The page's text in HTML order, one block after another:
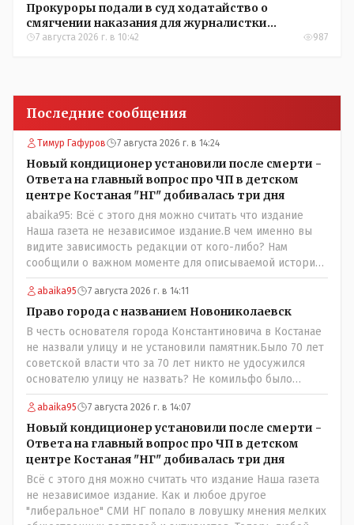
Прокуроры подали в суд ходатайство о
смягчении наказания для журналистки
Александры Алёховой
7 августа 2026 г. в 10:42 987
Последние сообщения
Тимур Гафуров 7 августа 2026 г. в 14:24
Новый кондиционер установили после смерти -
Ответа на главный вопрос про ЧП в детском
центре Костаная "НГ" добивалась три дня
abaika95: Всё с этого дня можно считать что издание
Наша газета не независимое издание.В чем именно вы
видите зависимость редакции от кого-либо? Нам
сообщили о важном моменте для описываемой истории.
И редакция отреагировала бы дополнительным
исследованием на такие вопрос от любого читателя.
Писать "как надо" редакция не будет. Но мы будем
публиковать полную и объективную информацию. А
потом продолжать тему. если выяснятся новые
обстоятельства.
abaika95 7 августа 2026 г. в 14:11
Право города с названием Новониколаевск
В честь основателя города Константиновича в Костанае
не назвали улицу и не установили памятник.Было 70 лет
советской власти что за 70 лет никто не удосужился
основателю улицу не назвать? Не комильфо было
генерал-губернаторам улицы дарить? При СССР что то
знали о нем такое нехорошее? Ну и сейчас значит не
надо. Обойдёмся как-нибудь vofkakst: Где ономасты,
которые топят за возвращение исторических
названийТак вернули же историческое Кустанай
коренное название городишка
abaika95 7 августа 2026 г. в 14:07
Новый кондиционер установили после смерти -
Ответа на главный вопрос про ЧП в детском
центре Костаная "НГ" добивалась три дня
Всё с этого дня можно считать что издание Наша газета
не независимое издание. Как и любое другое
"либеральное" СМИ НГ попало в ловушку мнения мелких